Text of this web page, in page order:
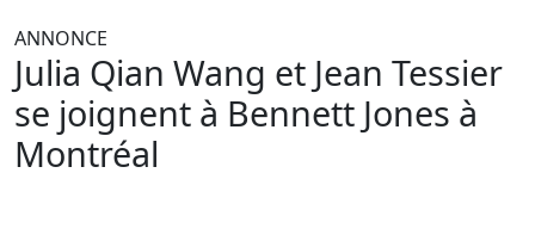
ANNONCE
Julia Qian Wang et Jean Tessier
se joignent à Bennett Jones à
Montréal